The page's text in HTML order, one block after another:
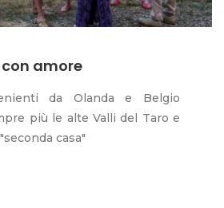
amore
da Olanda e Belgio
più le alte Valli del Taro e
casa"